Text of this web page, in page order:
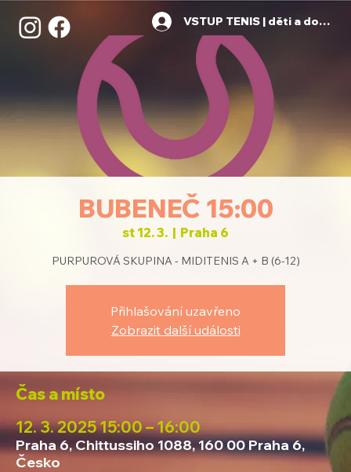
VSTUP TENIS | děti a dospělí
BUBENEČ 15:00
st 12. 3.
  |
Praha 6
PURPUROVÁ SKUPINA - MIDITENIS A + B (6-12)
Přihlašování uzavřeno
Zobrazit další události
Čas a místo
12. 3. 2025 15:00 – 16:00
Praha 6, Chittussiho 1088, 160 00 Praha 6,
Česko